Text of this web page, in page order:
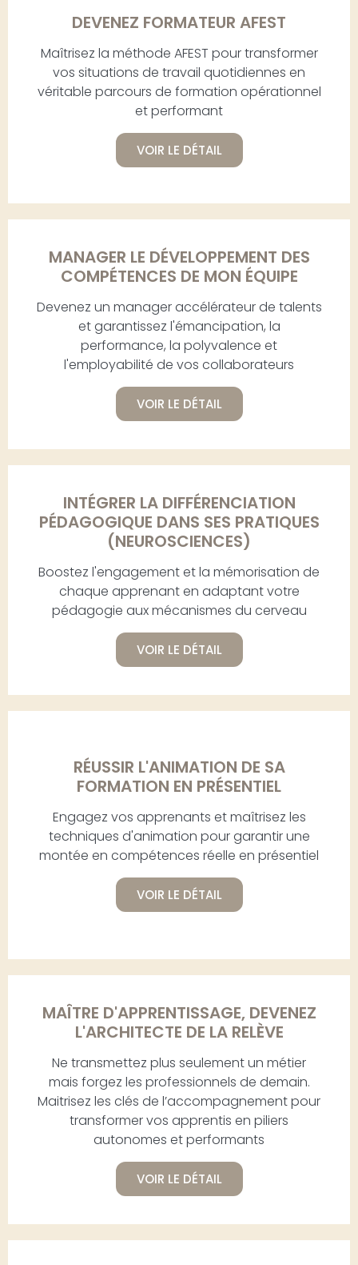
DEVENEZ FORMATEUR AFEST
Maîtrisez la méthode AFEST pour transformer
vos situations de travail quotidiennes en
véritable parcours de formation opérationnel
et performant
VOIR LE DÉTAIL
MANAGER LE DÉVELOPPEMENT DES
COMPÉTENCES DE MON ÉQUIPE
Devenez un manager accélérateur de talents
et garantissez l'émancipation, la
performance, la polyvalence et
l'employabilité de vos collaborateurs
VOIR LE DÉTAIL
INTÉGRER LA DIFFÉRENCIATION
PÉDAGOGIQUE DANS SES PRATIQUES
(NEUROSCIENCES)
Boostez l'engagement et la mémorisation de
chaque apprenant en adaptant votre
pédagogie aux mécanismes du cerveau
VOIR LE DÉTAIL
RÉUSSIR L'ANIMATION DE SA
FORMATION EN PRÉSENTIEL
Engagez vos apprenants et maîtrisez les
techniques d'animation pour garantir une
montée en compétences réelle en présentiel
VOIR LE DÉTAIL
MAÎTRE D'APPRENTISSAGE, DEVENEZ
L'ARCHITECTE DE LA RELÈVE
Ne transmettez plus seulement un métier
mais forgez les professionnels de demain.
Maitrisez les clés de l’accompagnement pour
transformer vos apprentis en piliers
autonomes et performants
VOIR LE DÉTAIL